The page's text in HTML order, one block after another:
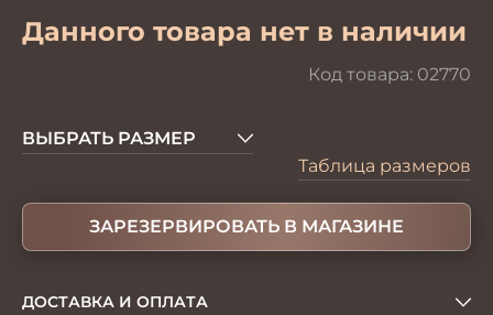
Данного товара нет в наличии
Код товара: 02770
ВЫБРАТЬ РАЗМЕР
Таблица размеров
ЗАРЕЗЕРВИРОВАТЬ В МАГАЗИНЕ
ДОСТАВКА И ОПЛАТА